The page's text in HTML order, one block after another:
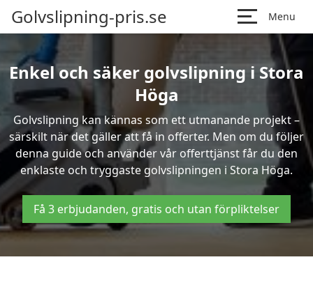
Golvslipning-pris.se Menu
Enkel och säker golvslipning i Stora
Höga
Golvslipning kan kännas som ett utmanande projekt –
särskilt när det gäller att få in offerter. Men om du följer
denna guide och använder vår offerttjänst får du den
enklaste och tryggaste golvslipningen i Stora Höga.
Få 3 erbjudanden, gratis och utan förpliktelser